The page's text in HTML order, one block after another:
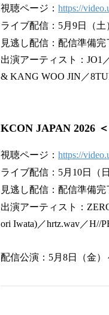
視聴ページ： https://
ライブ配信：5月9日（
見逃し配信：配信準備
出演アーティスト：JO1
& KANG WOO JIN／
KCON JAPAN 2026
視聴ページ： https://
ライブ配信：5月10日（
見逃し配信：配信準備
出演アーティスト：
ori Iwata)／hrtz.wav／H//
配信公演：5月8日（金